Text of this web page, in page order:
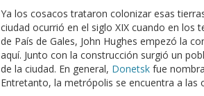
Ya los cosacos trataron colonizar esas
ciudad ocurrió en el siglo XIX cuando en los
de País de Gales, John Hughes empezó la
aquí. Junto con la construcción surgió un
de la ciudad. En general, Donetsk fue
Entretanto, la metrópolis se encuentra a las